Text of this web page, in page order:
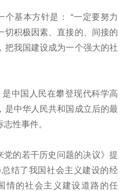
个基本方针是： “一定要努力
切积极因素、直接的、间接的
把我国建设成为一个强大的社
是中国人民在攀登现代科学高
是中华人民共和国成立后的最
性事件。
的若干历史问题的决议》提
结了我国社会主义建设的经
情的社会主义建设道路的任